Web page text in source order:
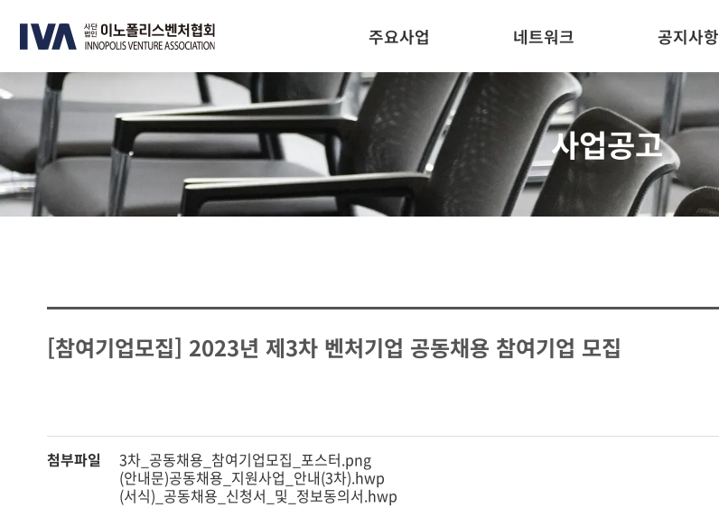
주요사업 네트워크 공지사항
사업공고
[참여기업모집] 2023년 제3차 벤처기업 공동채용 참여기업 모집
첨부파일
3차_공동채용_참여기업모집_포스터.png
(안내문)공동채용_지원사업_안내(3차).hwp
(서식)_공동채용_신청서_및_정보동의서.hwp